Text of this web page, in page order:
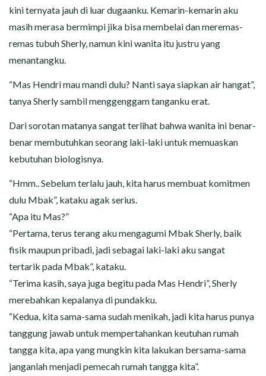
kini ternyata jauh di luar dugaanku. Kemarin-kemarin aku
masih merasa bermimpi jika bisa membelai dan meremas-
remas tubuh Sherly, namun kini wanita itu justru yang
menantangku.
“Mas Hendri mau mandi dulu? Nanti saya siapkan air hangat”,
tanya Sherly sambil menggenggam tanganku erat.
Dari sorotan matanya sangat terlihat bahwa wanita ini benar-
benar membutuhkan seorang laki-laki untuk memuaskan
kebutuhan biologisnya.
“Hmm.. Sebelum terlalu jauh, kita harus membuat komitmen
dulu Mbak”, kataku agak serius.
“Apa itu Mas?”
“Pertama, terus terang aku mengagumi Mbak Sherly, baik
fisik maupun pribadi, jadi sebagai laki-laki aku sangat
tertarik pada Mbak”, kataku.
“Terima kasih, saya juga begitu pada Mas Hendri”, Sherly
merebahkan kepalanya di pundakku.
“Kedua, kita sama-sama sudah menikah, jadi kita harus punya
tanggung jawab untuk mempertahankan keutuhan rumah
tangga kita, apa yang mungkin kita lakukan bersama-sama
janganlah menjadi pemecah rumah tangga kita”.